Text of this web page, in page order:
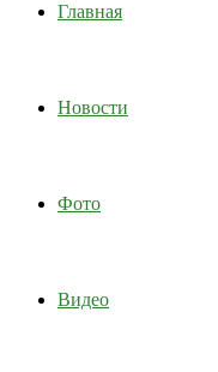
Главная
Новости
Фото
Видео